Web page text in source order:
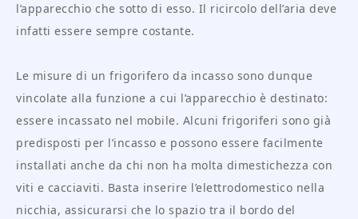
l’apparecchio che sotto di esso. Il ricircolo dell’aria deve
infatti essere sempre costante.
Le misure di un frigorifero da incasso sono dunque
vincolate alla funzione a cui l’apparecchio è destinato:
essere incassato nel mobile. Alcuni frigoriferi sono già
predisposti per l’incasso e possono essere facilmente
installati anche da chi non ha molta dimestichezza con
viti e cacciaviti. Basta inserire l’elettrodomestico nella
nicchia, assicurarsi che lo spazio tra il bordo del